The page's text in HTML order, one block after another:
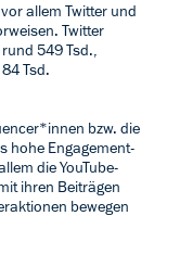
allem Twitter und
Twitter
549 Tsd.,
Tsd.
bzw. die
hohe Engagement-
die YouTube-
ihren Beiträgen
bewegen